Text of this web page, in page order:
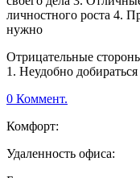
личностного роста 4.
нужно
Отрицательные
1. Неудобно добираться
0 Коммент.
Комфорт:
Удаленность офиса: